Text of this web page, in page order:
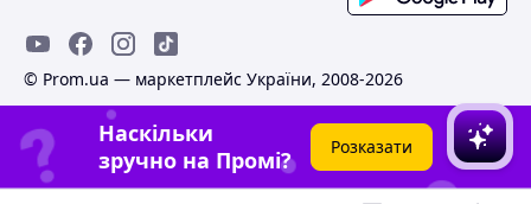
© Prom.ua — маркетплейс України, 2008-2026
Наскільки
зручно на Промі?
Розказати